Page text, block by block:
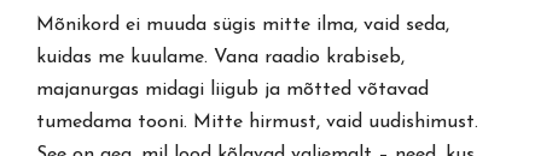
Mõnikord ei muuda sügis mitte ilma, vaid seda,
kuidas me kuulame. Vana raadio krabiseb,
majanurgas midagi liigub ja mõtted võtavad
tumedama tooni. Mitte hirmust, vaid uudishimust.